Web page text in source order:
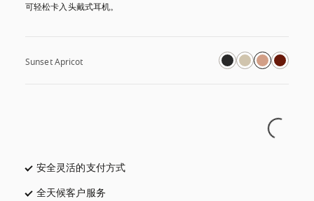
可轻松卡入头戴式耳机。
Sunset Apricot
安全灵活的支付方式在新选项卡中打开
全天候客户服务